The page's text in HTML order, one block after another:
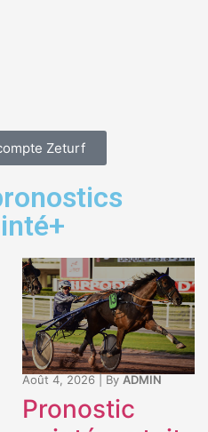
Zeturf
Août 4, 2026 By ADMIN
Pronostic